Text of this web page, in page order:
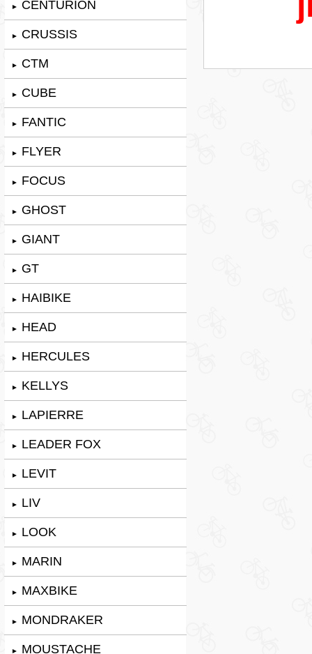
► CENTURION
► CRUSSIS
► CTM
► CUBE
► FANTIC
► FLYER
► FOCUS
► GHOST
► GIANT
► GT
► HAIBIKE
► HEAD
► HERCULES
► KELLYS
► LAPIERRE
► LEADER FOX
► LEVIT
► LIV
► LOOK
► MARIN
► MAXBIKE
► MONDRAKER
► MOUSTACHE